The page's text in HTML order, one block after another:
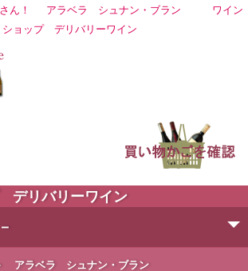
ん！ アラベラ シュナン・ブラン
ワイン
ショップデリバリーワイン
デリバリーワイン
アラベラ シュナン・ブラン